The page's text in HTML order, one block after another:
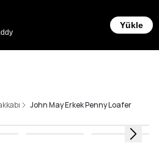
Yükle
John May Erkek Penny Loafer